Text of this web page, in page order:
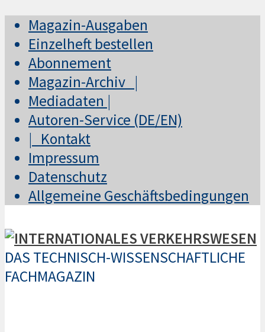
Magazin-Ausgaben
Einzelheft bestellen
Abonnement
Magazin-Archiv |
Mediadaten |
Autoren-Service (DE/EN)
| Kontakt
Impressum
Datenschutz
Allgemeine Geschäftsbedingungen
DAS TECHNISCH-WISSENSCHAFTLICHE
FACHMAGAZIN